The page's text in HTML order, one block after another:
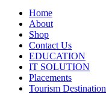
Home
About
Shop
Contact Us
EDUCATION
IT SOLUTION
Placements
Tourism Destination